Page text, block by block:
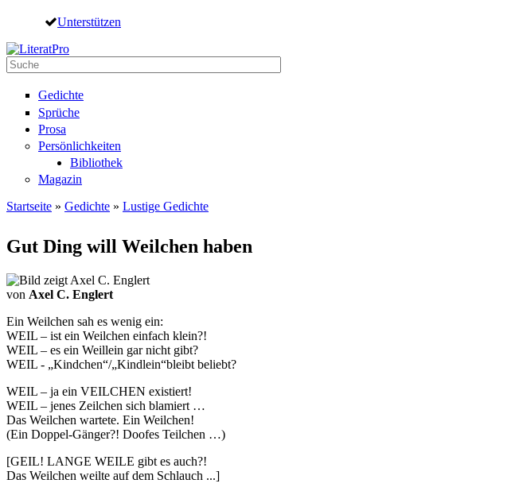
Direkt zum Inhalt
Unterstützen
Suche
Gedichte
Sprüche
Prosa
Persönlichkeiten
Bibliothek
Magazin
Startseite » Gedichte » Lustige Gedichte
Gut Ding will Weilchen haben
von Axel C. Englert
Ein Weilchen sah es wenig ein:
WEIL – ist ein Weilchen einfach klein?!
WEIL – es ein Weillein gar nicht gibt?
WEIL - „Kindchen“/„Kindlein“bleibt beliebt?
WEIL – ja ein VEILCHEN existiert!
WEIL – jenes Zeilchen sich blamiert …
Das Weilchen wartete. Ein Weilchen!
(Ein Doppel-Gänger?! Doofes Teilchen …)
[GEIL! LANGE WEILE gibt es auch?!
Das Weilchen weilte auf dem Schlauch ...]